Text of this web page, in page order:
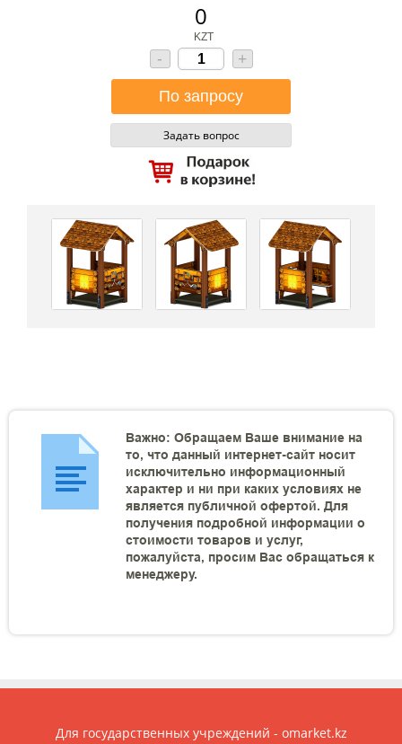
0
KZT
- +
Задать вопрос
Важно: Обращаем Ваше внимание на
то, что данный интернет-сайт носит
исключительно информационный
характер и ни при каких условиях не
является публичной офертой. Для
получения подробной информации о
стоимости товаров и услуг,
пожалуйста, просим Вас обращаться к
менеджеру.
Для государственных учреждений - omarket.kz